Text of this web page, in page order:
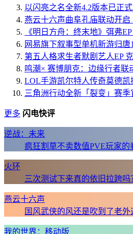
以闪亮之名全新4.2版本已正
燕云十六声曲阜孔庙联动开启
《明日方舟：终末地》弭弗
网易旗下叙事型单机新游归
第五人格求生者默剧艺人EP
鸣潮× 赛博朋克：边缘行者联
LOL手游凯尔特人传奇莫德凯
三角洲行动全新「裂变」赛季
更多 闪电快评
逆战：未来
疯狂割草不卖数值PVE玩家的
火环
三次测试下来真的依旧拉跨吗
燕云十六声
国风武侠的风还是吹到了老外
我的世界：移动版